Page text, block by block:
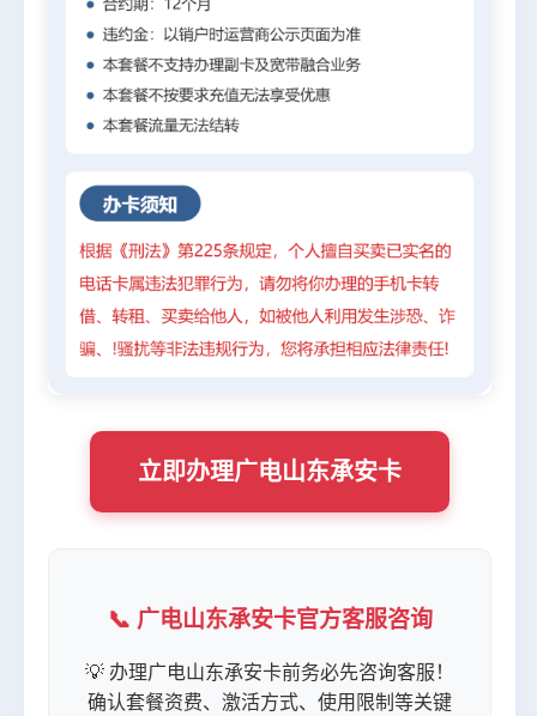
立即办理广电山东承安卡
📞 广电山东承安卡官方客服咨询
💡 办理广电山东承安卡前务必先咨询客服！
确认套餐资费、激活方式、使用限制等关键